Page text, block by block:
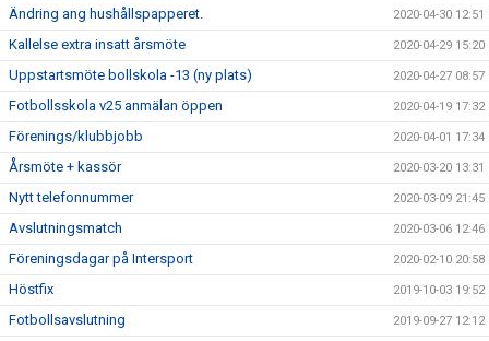
Ändring ang hushållspapperet. 2020-04-30 12:51
Kallelse extra insatt årsmöte 2020-04-29 15:20
Uppstartsmöte bollskola -13 (ny plats) 2020-04-27 08:57
Fotbollsskola v25 anmälan öppen 2020-04-19 17:32
Förenings/klubbjobb 2020-04-01 17:34
Årsmöte + kassör 2020-03-20 13:31
Nytt telefonnummer 2020-03-09 21:45
Avslutningsmatch 2020-03-06 12:46
Föreningsdagar på Intersport 2020-02-10 20:58
Höstfix 2019-10-03 19:52
Fotbollsavslutning 2019-09-27 12:12